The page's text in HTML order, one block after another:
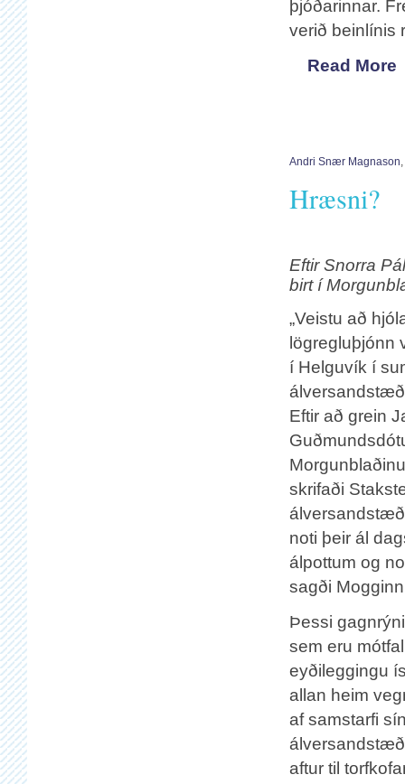
þjóðarinnar.
verið beinlínis
Read More
Andri Snær Magnason,
Hræsni?
Eftir Snorra
birt í
„Veistu að
lögregluþjónn
í Helguvík í
Eftir að grein
skrifaði
noti þeir ál
álpottum og
sagði
Þessi
sem eru
eyðileggingu
allan heim
af samstarfi
aftur til